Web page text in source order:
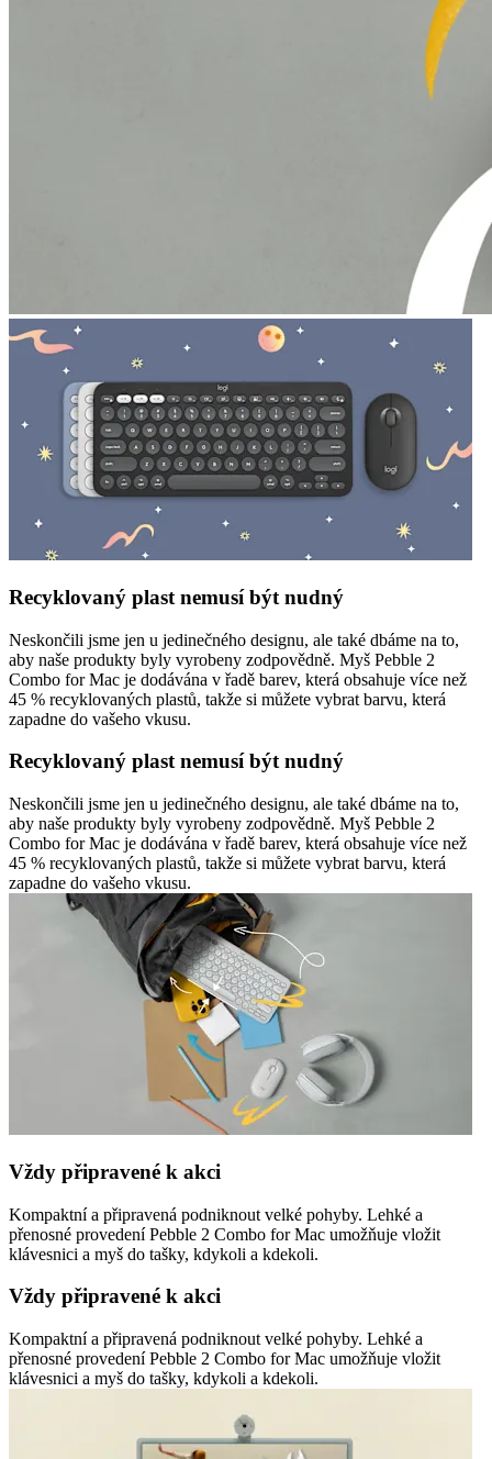
Recyklovaný plast nemusí být nudný
Neskončili jsme jen u jedinečného designu, ale také dbáme na to,
aby naše produkty byly vyrobeny zodpovědně. Myš Pebble 2
Combo for Mac je dodávána v řadě barev, která obsahuje více než
45 % recyklovaných plastů, takže si můžete vybrat barvu, která
zapadne do vašeho vkusu.
Recyklovaný plast nemusí být nudný
Neskončili jsme jen u jedinečného designu, ale také dbáme na to,
aby naše produkty byly vyrobeny zodpovědně. Myš Pebble 2
Combo for Mac je dodávána v řadě barev, která obsahuje více než
45 % recyklovaných plastů, takže si můžete vybrat barvu, která
zapadne do vašeho vkusu.
Vždy připravené k akci
Kompaktní a připravená podniknout velké pohyby. Lehké a
přenosné provedení Pebble 2 Combo for Mac umožňuje vložit
klávesnici a myš do tašky, kdykoli a kdekoli.
Vždy připravené k akci
Kompaktní a připravená podniknout velké pohyby. Lehké a
přenosné provedení Pebble 2 Combo for Mac umožňuje vložit
klávesnici a myš do tašky, kdykoli a kdekoli.